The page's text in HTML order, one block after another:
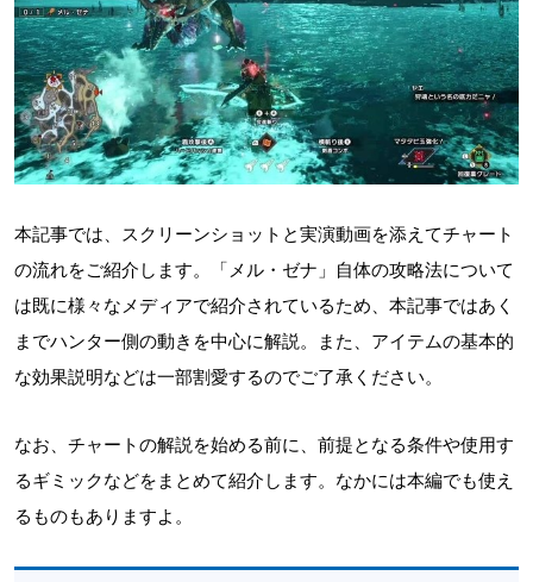
本記事では、スクリーンショットと実演動画を添えてチャート
の流れをご紹介します。「メル・ゼナ」自体の攻略法について
は既に様々なメディアで紹介されているため、本記事ではあく
までハンター側の動きを中心に解説。また、アイテムの基本的
な効果説明などは一部割愛するのでご了承ください。
なお、チャートの解説を始める前に、前提となる条件や使用す
るギミックなどをまとめて紹介します。なかには本編でも使え
るものもありますよ。